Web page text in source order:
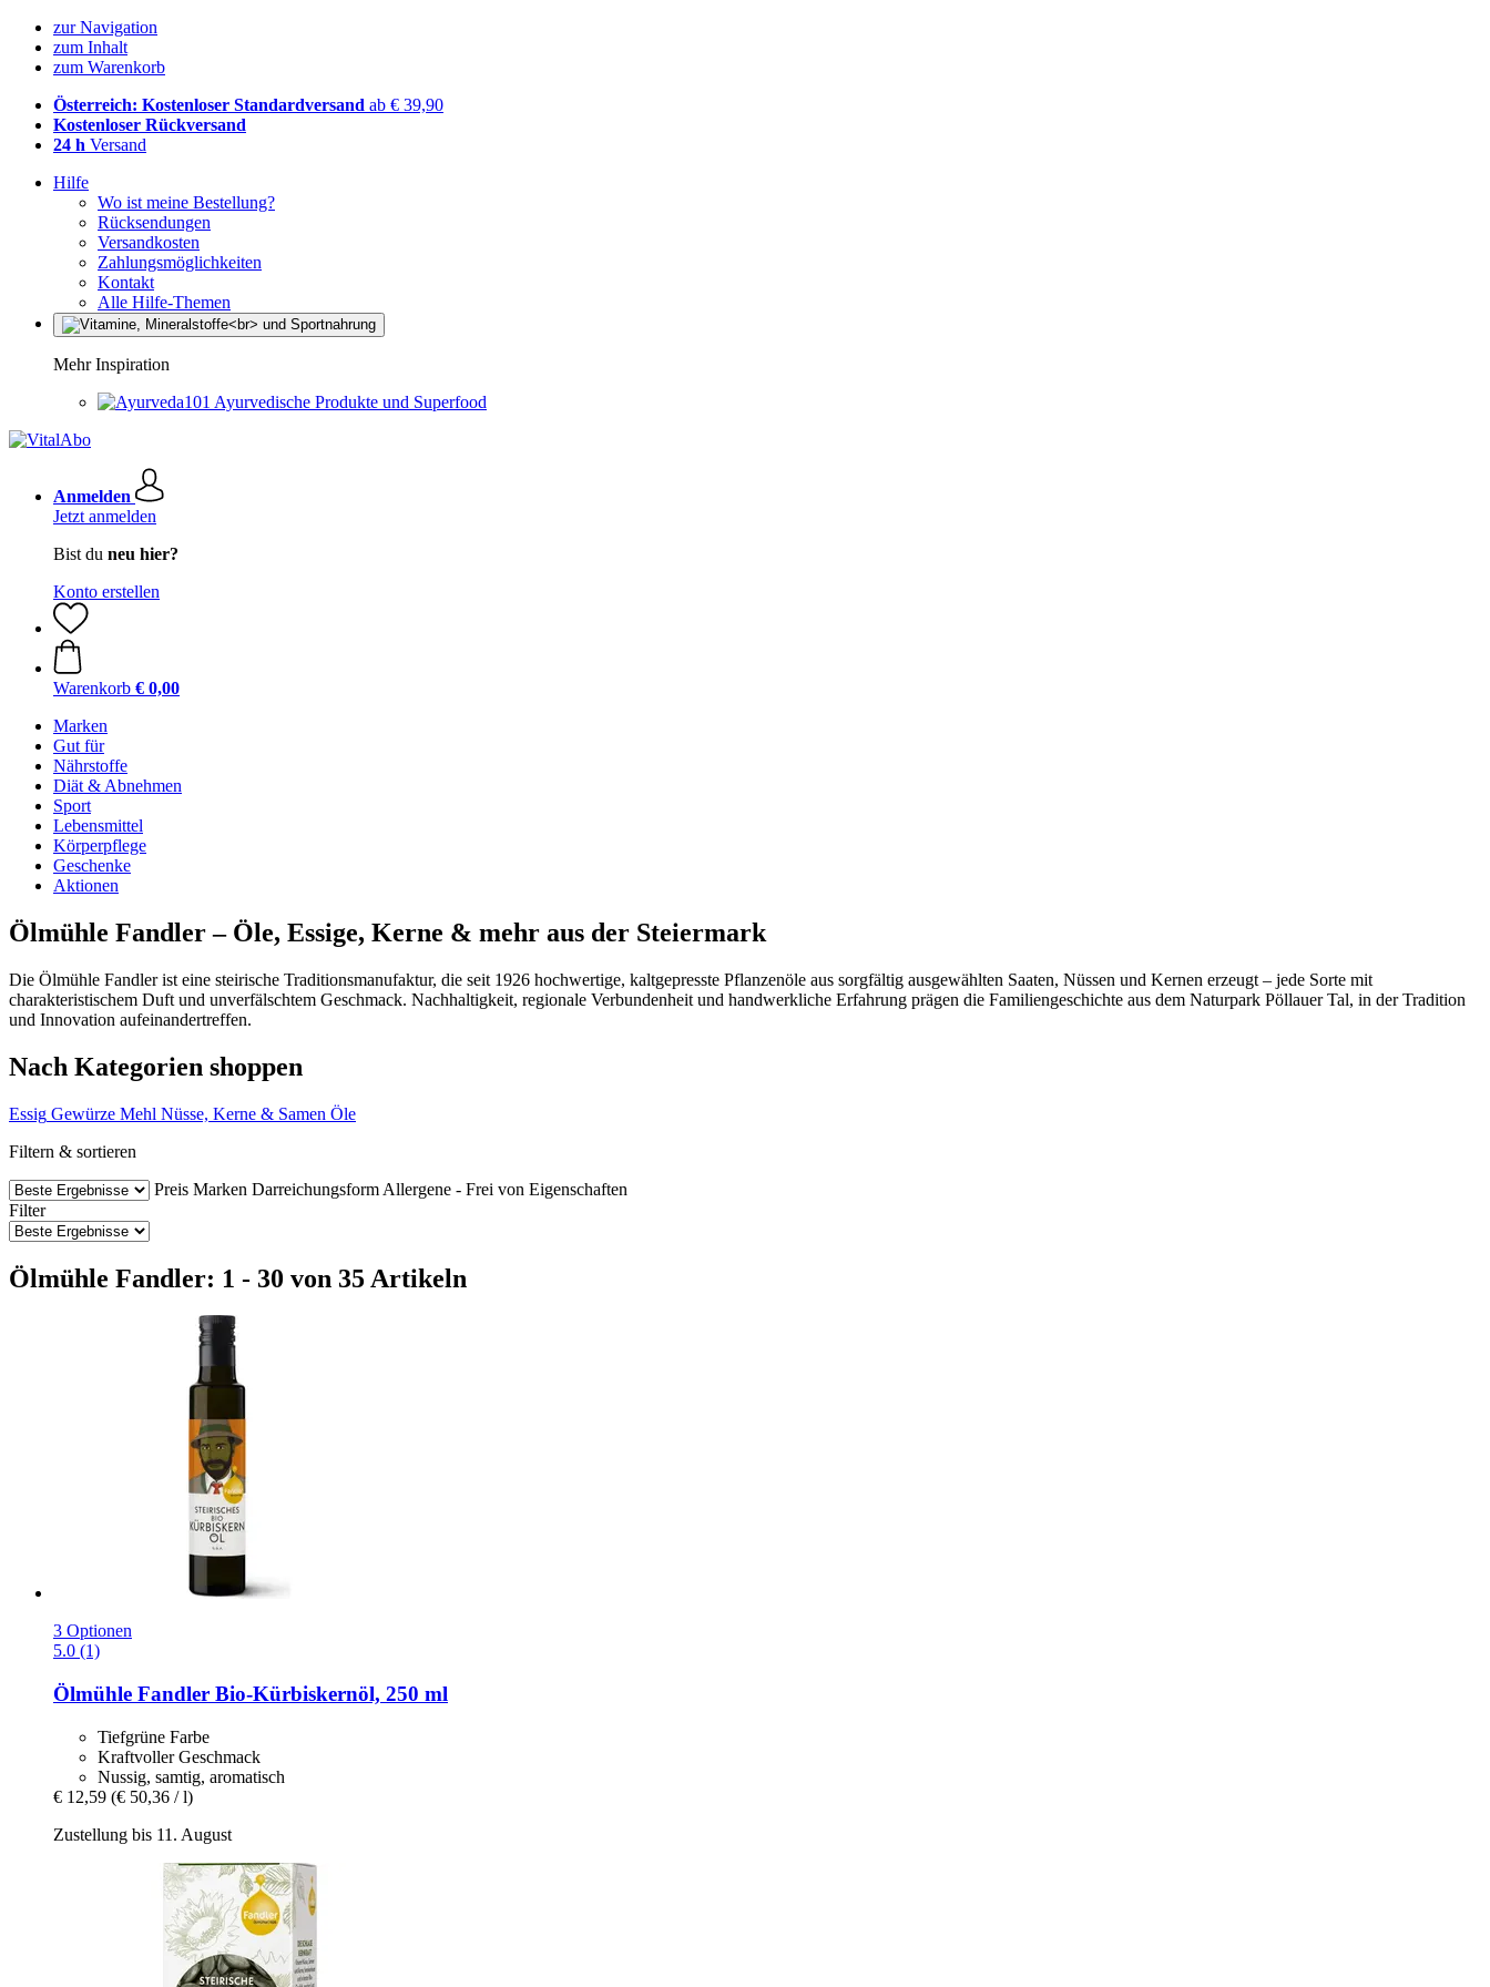
zur Navigation
zum Inhalt
zum Warenkorb
Österreich: Kostenloser Standardversand ab € 39,90
Kostenloser Rückversand
24 h Versand
Hilfe
Wo ist meine Bestellung?
Rücksendungen
Versandkosten
Zahlungsmöglichkeiten
Kontakt
Alle Hilfe-Themen
Mehr Inspiration
Ayurvedische Produkte und Superfood
Anmelden
Jetzt anmelden
Bist du neu hier?
Konto erstellen
Warenkorb € 0,00
Marken
Gut für
Nährstoffe
Diät & Abnehmen
Sport
Lebensmittel
Körperpflege
Geschenke
Aktionen
Ölmühle Fandler – Öle, Essige, Kerne & mehr aus der Steiermark
Die Ölmühle Fandler ist eine steirische Traditionsmanufaktur, die seit 1926 hochwertige, kaltgepresste Pflanzenöle aus sorgfältig ausgewählten Saaten, Nüssen und Kernen erzeugt – jede Sorte mit
charakteristischem Duft und unverfälschtem Geschmack. Nachhaltigkeit, regionale Verbundenheit und handwerkliche Erfahrung prägen die Familiengeschichte aus dem Naturpark Pöllauer Tal, in der Tradition
und Innovation aufeinandertreffen.
Nach Kategorien shoppen
Essig Gewürze Mehl Nüsse, Kerne & Samen Öle
Filtern & sortieren
Preis Marken Darreichungsform Allergene - Frei von Eigenschaften
Filter
Ölmühle Fandler: 1 - 30 von 35 Artikeln
3 Optionen
5.0 (1)
Ölmühle Fandler Bio-​Kürbiskernöl, 250 ml
Tiefgrüne Farbe
Kraftvoller Geschmack
Nussig, samtig, aromatisch
€ 12,59 (€ 50,36 / l)
Zustellung bis 11. August